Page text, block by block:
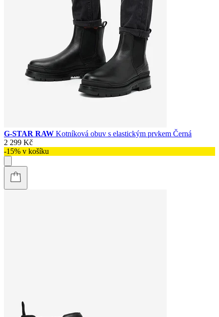
G-STAR RAW Kotníková obuv s elastickým prvkem Černá
2 299 Kč
-15% v košíku